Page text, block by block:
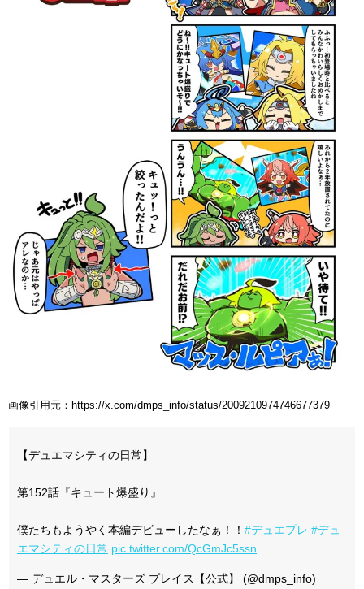
画像引用元：https://x.com/dmps_info/status/2009210974746677379
【デュエマシティの日常】
第152話『キュート爆盛り』
僕たちもようやく本編デビューしたなぁ！！ #デュエプレ #デュ
エマシティの日常 pic.twitter.com/QcGmJc5ssn
— デュエル・マスターズ プレイス【公式】 (@dmps_info)